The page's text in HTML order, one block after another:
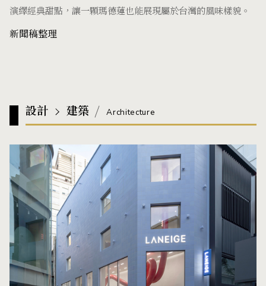
演繹經典甜點，讓一顆瑪德蓮也能展現屬於台灣的風味樣貌。
新聞稿整理
設計 建築 Architecture